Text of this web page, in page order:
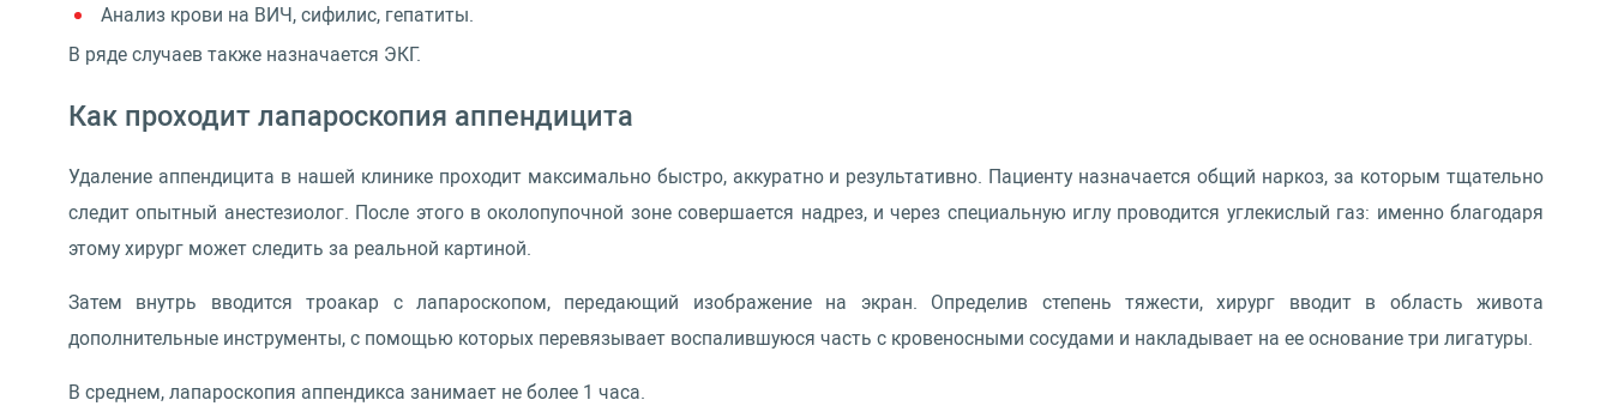
Анализ крови на ВИЧ, сифилис, гепатиты.
В ряде случаев также назначается ЭКГ.
Как проходит лапароскопия аппендицита
Удаление аппендицита в нашей клинике проходит максимально быстро, аккуратно и результативно. Пациенту назначается общий наркоз, за которым тщательно
следит опытный анестезиолог. После этого в околопупочной зоне совершается надрез, и через специальную иглу проводится углекислый газ: именно благодаря
этому хирург может следить за реальной картиной.
Затем внутрь вводится троакар с лапароскопом, передающий изображение на экран. Определив степень тяжести, хирург вводит в область живота
дополнительные инструменты, с помощью которых перевязывает воспалившуюся часть с кровеносными сосудами и накладывает на ее основание три лигатуры.
В среднем, лапароскопия аппендикса занимает не более 1 часа.